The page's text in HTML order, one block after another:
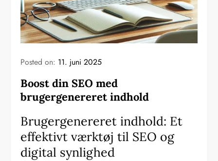
Posted on: 11. juni 2025
Boost din SEO med
brugergenereret indhold
Brugergenereret indhold: Et
effektivt værktøj til SEO og
digital synlighed